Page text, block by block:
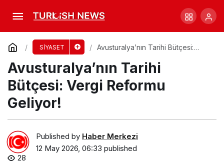
SİYASET
Avusturalya’nın Tarihi Bütçesi:
Avusturalya’nın Tarihi
Bütçesi: Vergi Reformu
Geliyor!
Published by Haber Merkezi
12 May 2026, 06:33 published
28
Gallagher’ın Erken Eğitim Açıklaması Tepki
ÇektiComment Share